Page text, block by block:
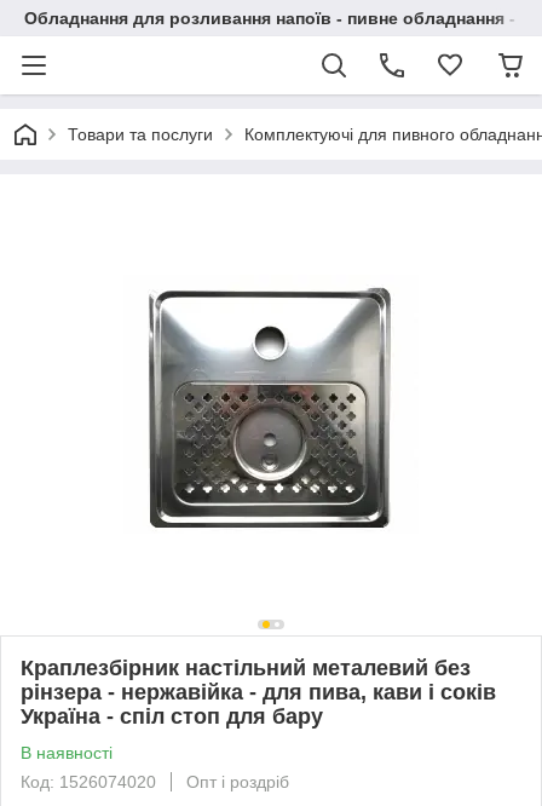
Обладнання для розливання напоїв - пивне обладнання - в
Товари та послуги Комплектуючі для пивного
Краплезбірник настільний металевий без
рінзера - нержавійка - для пива, кави і соків
Україна - спіл стоп для бару
В наявності
Код: 1526074020
Опт і роздріб